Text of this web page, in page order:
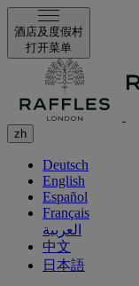
酒店及度假村
打开菜单
zh
Deutsch
English
Español
Français
العربية
中文
日本語